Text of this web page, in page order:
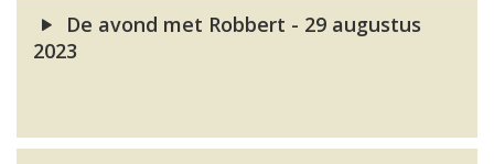
De avond met Robbert - 29 augustus
2023